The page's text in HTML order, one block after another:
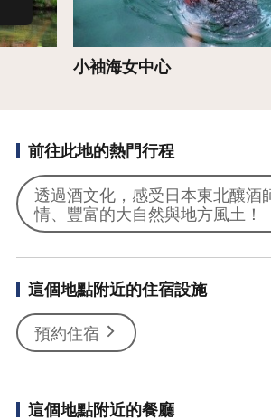
小袖海女中心
前往此地的熱門行程
透過酒文化，感受日本東北釀酒
情、豐富的大自然與地方風土！
這個地點附近的住宿設施
預約住宿
這個地點附近的餐廳